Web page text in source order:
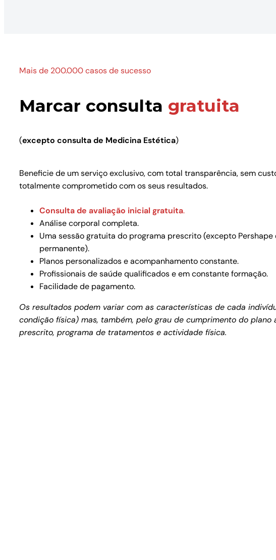
Mais de 200.000 casos de sucesso
Marcar consulta gratuita
(excepto consulta de Medicina Estética)
Beneficie de um serviço exclusivo, com total transparência, sem
totalmente comprometido com os seus resultados.
Consulta de avaliação inicial gratuita.
Análise corporal completa.
Uma sessão gratuita do programa prescrito (excepto Pershape
permanente).
Planos personalizados e acompanhamento constante.
Profissionais de saúde qualificados e em constante formação.
Facilidade de pagamento.
Os resultados podem variar com as características de cada
condição física) mas, também, pelo grau de cumprimento do plano
prescrito, programa de tratamentos e actividade física.